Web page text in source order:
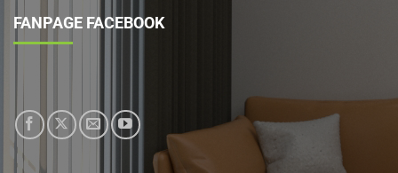
FANPAGE FACEBOOK